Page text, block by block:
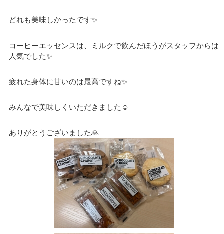
どれも美味しかったです✨
コーヒーエッセンスは、ミルクで飲んだほうがスタッフからは
人気でした✨
疲れた身体に甘いのは最高ですね✨
みんなで美味しくいただきました☺️
ありがとうございました🙏